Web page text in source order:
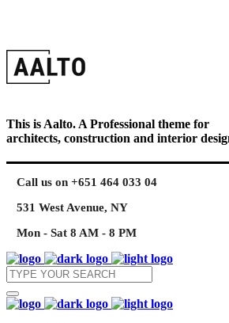
This is Aalto. A Professional theme for
architects, construction and interior
Call us on +651 464 033 04
531 West Avenue, NY
Mon - Sat 8 AM - 8 PM